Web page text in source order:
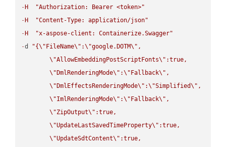
- H
"Authorization: Bearer <token>"
- H
"Content-Type: application/json"
- H
"x-aspose-client: Containerize.Swagger"
-d "{\" FileName\" :\"google.DOTM\" ,
\"AllowEmbeddingPostScriptFonts\" :true,
\" DmlRenderingMode\" :\" Fallback\" ,
\" DmlEffectsRenderingMode\" :\"Simplified\" ,
\"ImlRenderingMode\" :\" Fallback\" ,
\"ZipOutput\" :true,
\"UpdateLastSavedTimeProperty\" :true,
\"UpdateSdtContent\" :true,